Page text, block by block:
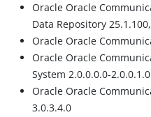
Oracle Oracle
Data Repository
Oracle Oracle
Oracle Oracle
System 2.0.0.0.0-2.0.0.1.0
Oracle Oracle
3.0.3.4.0